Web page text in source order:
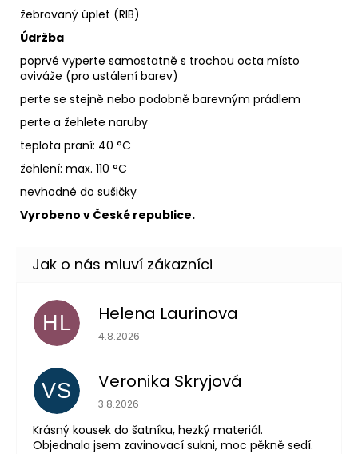
žebrovaný úplet (RIB)
Údržba
poprvé vyperte samostatně s trochou octa místo
aviváže (pro ustálení barev)
perte se stejně nebo podobně barevným prádlem
perte a žehlete naruby
teplota praní: 40 °C
žehlení: max. 110 °C
nevhodné do sušičky
Vyrobeno v České republice.
HL Helena Laurinova
Hodnocení obchodu je 5 z 5 hvězdiček.
4.8.2026
VS Veronika Skryjová
Hodnocení obchodu je 5 z 5 hvězdiček.
3.8.2026
Krásný kousek do šatníku, hezký materiál.
Objednala jsem zavinovací sukni, moc pěkně sedí.